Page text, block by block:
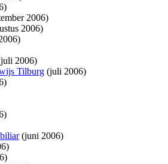
2006)
2006)
2006)
Tilburg (juli 2006)
(juni 2006)